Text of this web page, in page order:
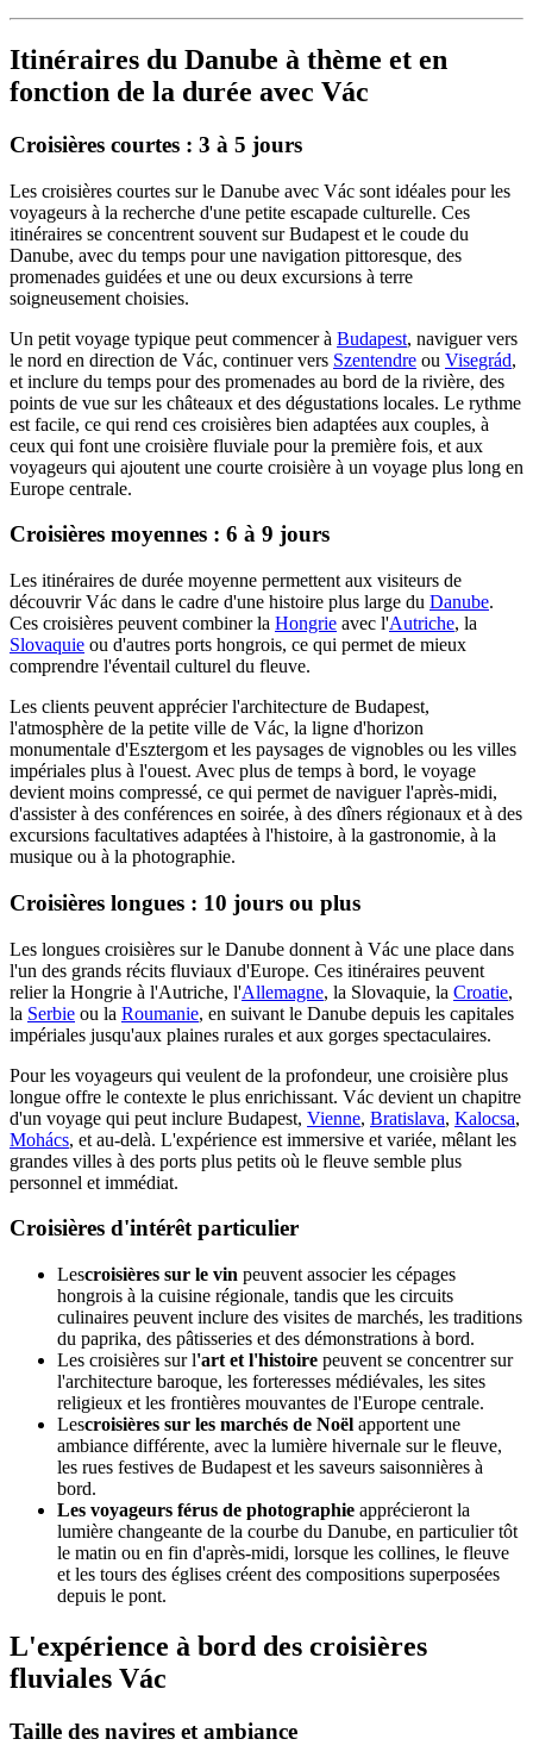
Itinéraires du Danube à thème et en
fonction de la durée avec Vác
Croisières courtes : 3 à 5 jours
Les croisières courtes sur le Danube avec Vác sont idéales pour les
voyageurs à la recherche d'une petite escapade culturelle. Ces
itinéraires se concentrent souvent sur Budapest et le coude du
Danube, avec du temps pour une navigation pittoresque, des
promenades guidées et une ou deux excursions à terre
soigneusement choisies.
Un petit voyage typique peut commencer à Budapest, naviguer vers
le nord en direction de Vác, continuer vers Szentendre ou Visegrád,
et inclure du temps pour des promenades au bord de la rivière, des
points de vue sur les châteaux et des dégustations locales. Le rythme
est facile, ce qui rend ces croisières bien adaptées aux couples, à
ceux qui font une croisière fluviale pour la première fois, et aux
voyageurs qui ajoutent une courte croisière à un voyage plus long en
Europe centrale.
Croisières moyennes : 6 à 9 jours
Les itinéraires de durée moyenne permettent aux visiteurs de
découvrir Vác dans le cadre d'une histoire plus large du Danube.
Ces croisières peuvent combiner la Hongrie avec l'Autriche, la
Slovaquie ou d'autres ports hongrois, ce qui permet de mieux
comprendre l'éventail culturel du fleuve.
Les clients peuvent apprécier l'architecture de Budapest,
l'atmosphère de la petite ville de Vác, la ligne d'horizon
monumentale d'Esztergom et les paysages de vignobles ou les villes
impériales plus à l'ouest. Avec plus de temps à bord, le voyage
devient moins compressé, ce qui permet de naviguer l'après-midi,
d'assister à des conférences en soirée, à des dîners régionaux et à des
excursions facultatives adaptées à l'histoire, à la gastronomie, à la
musique ou à la photographie.
Croisières longues : 10 jours ou plus
Les longues croisières sur le Danube donnent à Vác une place dans
l'un des grands récits fluviaux d'Europe. Ces itinéraires peuvent
relier la Hongrie à l'Autriche, l'Allemagne, la Slovaquie, la Croatie,
la Serbie ou la Roumanie, en suivant le Danube depuis les capitales
impériales jusqu'aux plaines rurales et aux gorges spectaculaires.
Pour les voyageurs qui veulent de la profondeur, une croisière plus
longue offre le contexte le plus enrichissant. Vác devient un chapitre
d'un voyage qui peut inclure Budapest, Vienne, Bratislava, Kalocsa,
Mohács, et au-delà. L'expérience est immersive et variée, mêlant les
grandes villes à des ports plus petits où le fleuve semble plus
personnel et immédiat.
Croisières d'intérêt particulier
Lescroisières sur le vin peuvent associer les cépages
hongrois à la cuisine régionale, tandis que les circuits
culinaires peuvent inclure des visites de marchés, les traditions
du paprika, des pâtisseries et des démonstrations à bord.
Les croisières sur l'art et l'histoire peuvent se concentrer sur
l'architecture baroque, les forteresses médiévales, les sites
religieux et les frontières mouvantes de l'Europe centrale.
Lescroisières sur les marchés de Noël apportent une
ambiance différente, avec la lumière hivernale sur le fleuve,
les rues festives de Budapest et les saveurs saisonnières à
bord.
Les voyageurs férus de photographie apprécieront la
lumière changeante de la courbe du Danube, en particulier tôt
le matin ou en fin d'après-midi, lorsque les collines, le fleuve
et les tours des églises créent des compositions superposées
depuis le pont.
L'expérience à bord des croisières
fluviales Vác
Taille des navires et ambiance